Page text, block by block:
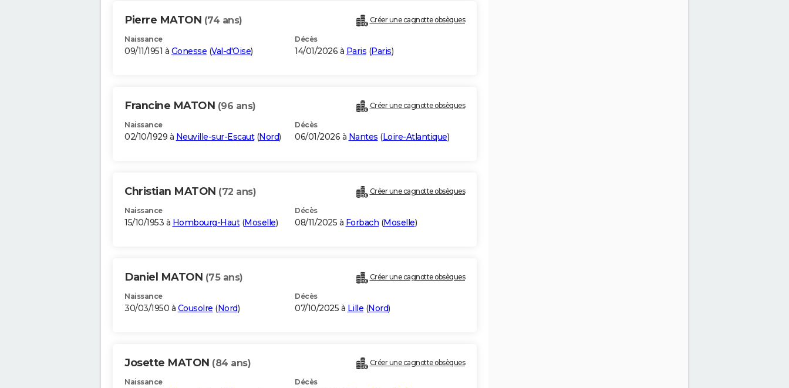
Pierre MATON (74 ans) Créer une cagnotte obsèques
Naissance
09/11/1951 à Gonesse (Val-d'Oise)
Décès
14/01/2026 à Paris (Paris)
Francine MATON (96 ans) Créer une cagnotte obsèques
Naissance
02/10/1929 à Neuville-sur-Escaut(Nord)
Décès
06/01/2026 à Nantes (Loire-Atlantique)
Christian MATON (72 ans) Créer une cagnotte obsèques
Naissance
15/10/1953 à Hombourg-Haut(Moselle)
Décès
08/11/2025 à Forbach (Moselle)
Daniel MATON (75 ans) Créer une cagnotte obsèques
Naissance
30/03/1950 à Cousolre (Nord)
Décès
07/10/2025 à Lille (Nord)
Josette MATON (84 ans) Créer une cagnotte obsèques
Naissance Décès